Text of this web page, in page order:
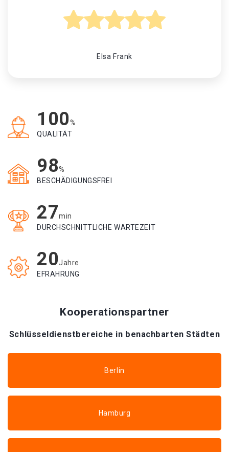
Elsa Frank
100%
QUALITÄT
98%
BESCHÄDIGUNGSFREI
27min
DURCHSCHNITTLICHE WARTEZEIT
20Jahre
EFRAHRUNG
Kooperationspartner
Schlüsseldienstbereiche in benachbarten Städten
Berlin
Hamburg